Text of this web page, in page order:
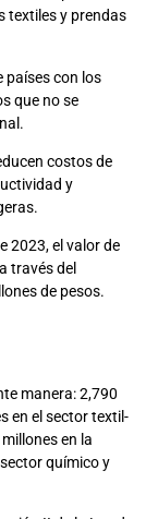
textiles y prendas
países con los
que no se
costos de
y
2023, el valor de
través del
de pesos.
manera: 2,790
en el sector textil-
en la
químico y